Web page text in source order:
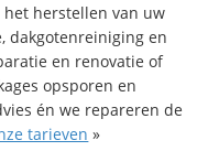
het herstellen van uw
dakgotenreiniging en
en renovatie of
opsporen en
én we repareren de
tarieven »